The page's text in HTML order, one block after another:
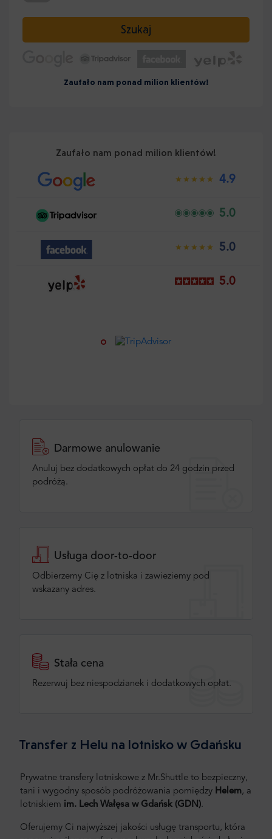
Szukaj
Zaufało nam ponad milion klientów!
Zaufało nam ponad milion klientów!
4.9
5.0
5.0
5.0
Darmowe anulowanie
Anuluj bez dodatkowych opłat do 24 godzin przed
podróżą.
Usługa door-to-door
Odbierzemy Cię z lotniska i zawieziemy pod
wskazany adres.
Stała cena
Rezerwuj bez niespodzianek i dodatkowych opłat.
Transfer z Helu na lotnisko w Gdańsku
Prywatne transfery lotniskowe z Mr.Shuttle to bezpieczny,
tani i wygodny sposób podróżowania pomiędzy Helem, a
lotniskiem im. Lech Wałęsa w Gdańsk (GDN).
Oferujemy Ci najwyższej jakości usługę transportu, która